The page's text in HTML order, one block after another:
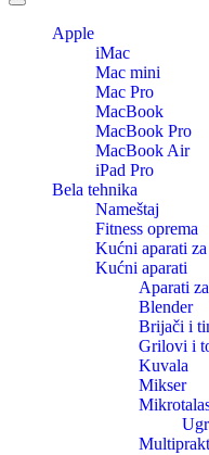
Toggle
navigationApple
iMac
Mac mini
Mac Pro
MacBook
MacBook Pro
MacBook Air
iPad Pro
Bela tehnika
Nameštaj
Fitness oprema
Kućni aparati za
Kućni aparati
Aparati
Blender
Brijači i
Grilovi i
Kuvala
Mikser